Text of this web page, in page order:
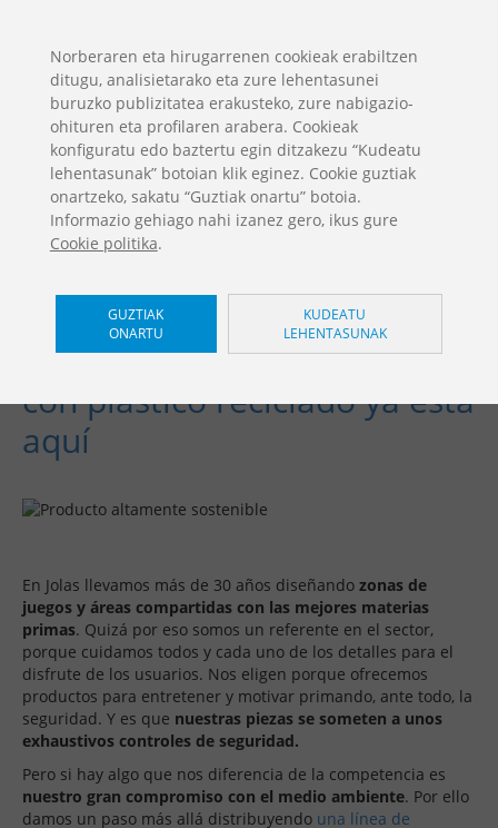
DESKARGAK
Jolas Katgalogoa
El primer juego homologado
con plástico reciclado ya está
aquí
En Jolas llevamos más de 30 años diseñando zonas de
juegos y áreas compartidas con las mejores materias
primas. Quizá por eso somos un referente en el sector,
porque cuidamos todos y cada uno de los detalles para el
disfrute de los usuarios. Nos eligen porque ofrecemos
productos para entretener y motivar primando, ante todo, la
seguridad. Y es que nuestras piezas se someten a unos
exhaustivos controles de seguridad.
Pero si hay algo que nos diferencia de la competencia es
nuestro gran compromiso con el medio ambiente. Por ello
damos un paso más allá distribuyendo una línea de
Norberaren eta hirugarrenen cookieak erabiltzen
ditugu, analisietarako eta zure lehentasunei
buruzko publizitatea erakusteko, zure nabigazio-
ohituren eta profilaren arabera. Cookieak
konfiguratu edo baztertu egin ditzakezu “Kudeatu
lehentasunak” botoian klik eginez. Cookie guztiak
onartzeko, sakatu “Guztiak onartu” botoia.
Informazio gehiago nahi izanez gero, ikus gure
Cookie politika.
GUZTIAK
ONARTU
KUDEATU
LEHENTASUNAK